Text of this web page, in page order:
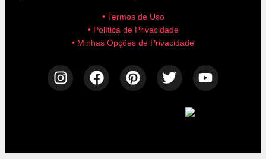
• Termos de Uso
• Política de Privacidade
• Minhas Opções de Privacidade